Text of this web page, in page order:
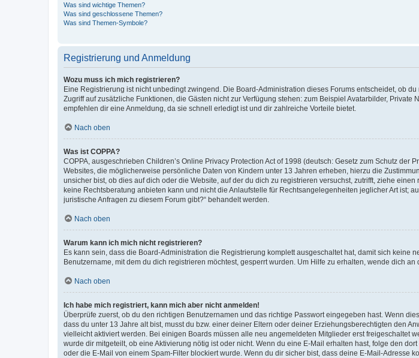
Was sind wichtige Themen?
Was sind geschlossene Themen?
Was sind Themen-Symbole?
Registrierung und Anmeldung
Wozu muss ich mich registrieren?
Eine Registrierung ist nicht unbedingt zwingend. Die Board-Administration dieses Forums entscheidet, ob
Zugriff auf zusätzliche Funktionen, die Gästen nicht zur Verfügung stehen: zum Beispiel Avatarbilder,
empfehlen dir eine Anmeldung, da sie schnell erledigt ist und dir zahlreiche Vorteile bietet.
Nach oben
Was ist COPPA?
COPPA, ausgeschrieben Children’s Online Privacy Protection Act of 1998 (deutsch: Gesetz zum Schutz
Websites, die möglicherweise persönliche Daten von Kindern unter 13 Jahren erheben, hierzu die
unsicher bist, ob dies auf dich oder die Website, auf der du dich zu registrieren versuchst, zutrifft, ziehe
keine Rechtsberatung anbieten kann und nicht die Anlaufstelle für Rechtsangelegenheiten jeglicher Art ist;
juristische Anfragen zu diesem Forum gibt?“ behandelt werden.
Nach oben
Warum kann ich mich nicht registrieren?
Es kann sein, dass die Board-Administration die Registrierung komplett ausgeschaltet hat, damit sich
Benutzername, mit dem du dich registrieren möchtest, gesperrt wurden. Um Hilfe zu erhalten, wende dich an
Nach oben
Ich habe mich registriert, kann mich aber nicht anmelden!
Überprüfe zuerst, ob du den richtigen Benutzernamen und das richtige Passwort eingegeben hast. Wenn
dass du unter 13 Jahre alt bist, musst du bzw. einer deiner Eltern oder deiner Erziehungsberechtigten den
vielleicht aktiviert werden. Bei einigen Boards müssen alle neu angemeldeten Mitglieder erst freigeschaltet
wurde dir mitgeteilt, ob eine Aktivierung nötig ist oder nicht. Wenn du eine E-Mail erhalten hast, folge den
oder die E-Mail von einem Spam-Filter blockiert wurde. Wenn du dir sicher bist, dass deine E-Mail-Adresse